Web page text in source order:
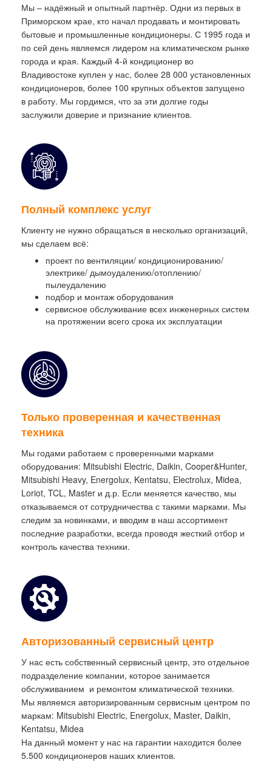
Мы – надёжный и опытный партнёр. Одни из первых в
Приморском крае, кто начал продавать и монтировать
бытовые и промышленные кондиционеры. С 1995 года и
по сей день являемся лидером на климатическом рынке
города и края. Каждый 4-й кондиционер во
Владивостоке куплен у нас, более 28 000 установленных
кондиционеров, более 100 крупных объектов запущено
в работу. Мы гордимся, что за эти долгие годы
заслужили доверие и признание клиентов.
Полный комплекс услуг
Клиенту не нужно обращаться в несколько организаций,
мы сделаем всё:
проект по вентиляции/ кондиционированию/
электрике/ дымоудалению/отоплению/
пылеудалению
подбор и монтаж оборудования
сервисное обслуживание всех инженерных систем
на протяжении всего срока их эксплуатации
Только проверенная и качественная
техника
Мы годами работаем с проверенными марками
оборудования: Mitsubishi Electric, Daikin, Cooper&Hunter,
Mitsubishi Heavy, Energolux, Kentatsu, Electrolux, Midea,
Loriot, TCL, Master и д.р. Если меняется качество, мы
отказываемся от сотрудничества с такими марками. Мы
следим за новинками, и вводим в наш ассортимент
последние разработки, всегда проводя жесткий отбор и
контроль качества техники.
Авторизованный сервисный центр
У нас есть собственный сервисный центр, это отдельное
подразделение компании, которое занимается
обслуживанием и ремонтом климатической техники.
Мы являемся авторизированным сервисным центром по
маркам: Mitsubishi Electric, Energolux, Master, Daikin,
Kentatsu, Midea
На данный момент у нас на гарантии находится более
5.500 кондиционеров наших клиентов.